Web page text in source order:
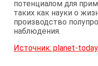
потенциалом для
таких как науки о
производство
наблюдения.
Источник: planet-